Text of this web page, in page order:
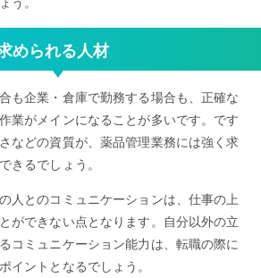
う。
められる人材
も企業・倉庫で勤務する場合も、正確な
業がメインになることが多いです。です
などの資質が、薬品管理業務には強く求
きるでしょう。
人とのコミュニケーションは、仕事の上
ができない点となります。自分以外の立
コミュニケーション能力は、転職の際に
イントとなるでしょう。